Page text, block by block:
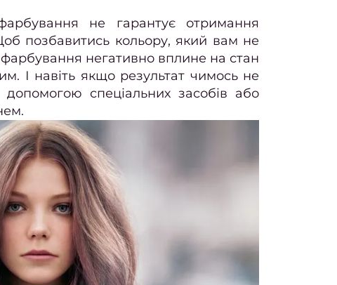
фарбування не гарантує отримання
позбавитись кольору, який вам не
негативно вплине на стан
І навіть якщо результат чимось не
спеціальних засобів або